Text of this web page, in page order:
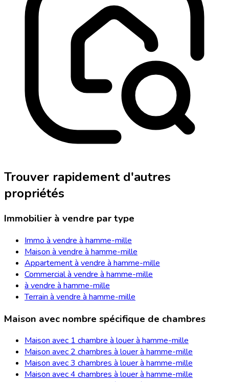
Trouver rapidement d'autres
propriétés
Immobilier à vendre par type
Immo à vendre à hamme-mille
Maison à vendre à hamme-mille
Appartement à vendre à hamme-mille
Commercial à vendre à hamme-mille
à vendre à hamme-mille
Terrain à vendre à hamme-mille
Maison avec nombre spécifique de chambres
Maison avec 1 chambre à louer à hamme-mille
Maison avec 2 chambres à louer à hamme-mille
Maison avec 3 chambres à louer à hamme-mille
Maison avec 4 chambres à louer à hamme-mille